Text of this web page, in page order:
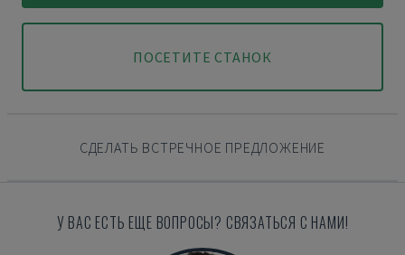
ПОСЕТИТЕ СТАНОК
СДЕЛАТЬ ВСТРЕЧНОЕ ПРЕДЛОЖЕНИЕ
У ВАС ЕСТЬ ЕЩЕ ВОПРОСЫ? СВЯЗАТЬСЯ С НАМИ!